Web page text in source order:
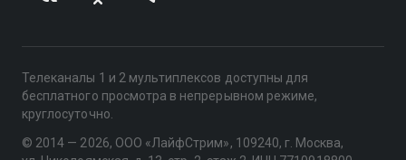
Телеканалы 1 и 2 мультиплексов доступны для
бесплатного просмотра в непрерывном режиме,
круглосуточно.
© 2014 — 2026, ООО «ЛайфСтрим», 109240, г. Москва,